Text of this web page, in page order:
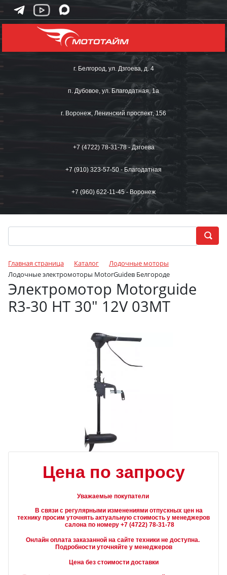
г. Белгород, ул. Дзгоева, д. 4
п. Дубовое, ул. Благодатная, 1а
г. Воронеж, Ленинский проспект, 156
+7 (4722) 78-31-78 - Дзгоева
+7 (910) 323-57-50 - Благодатная
+7 (960) 622-11-45 - Воронеж
Главная страница Каталог
Лодочные моторы
Лодочные электромоторы MotorGuideв Белгороде
Электромотор Motorguide
R3-30 HT 30" 12V 03MT
Цена по запросу
Уважаемые покупатели
технику просим уточнять актуальную стоимость у менеджеров
Онлайн оплата заказанной на сайте техники не доступна.
Подробности уточняйте у менеджеров
Цена без стоимости доставки